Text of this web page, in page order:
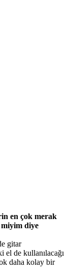
en çok merak
diye
gitar
el de kullanılacağı
daha kolay bir